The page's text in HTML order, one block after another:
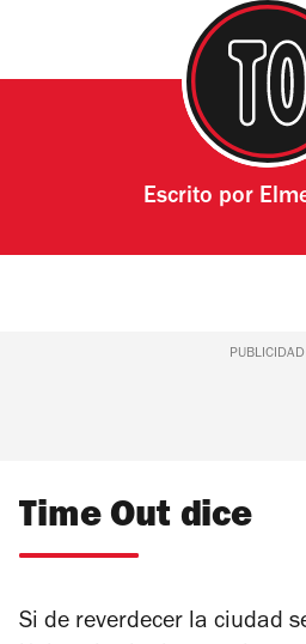
Escrito por
PUBLICIDAD
Time Out dice
Si de reverdecer la ciudad